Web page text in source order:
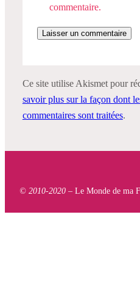
commentaire.
Ce site utilise Akismet pour
savoir plus sur la façon dont
commentaires sont traitées.
© 2010-2020 – Le Monde de ma